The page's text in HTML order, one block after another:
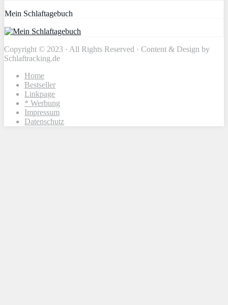
Mein Schlaftagebuch
Copyright © 2023 · All Rights Reserved · Content & Design by
Schlaftracking.de
Home
Bestseller
Linkpage
* Werbung
Impressum
Datenschutz